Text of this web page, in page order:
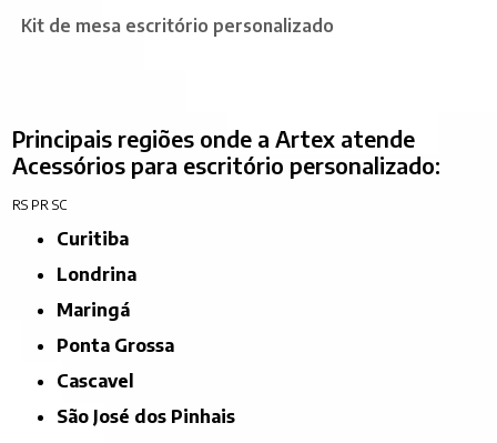
Kit de mesa escritório personalizado
Principais regiões onde a Artex atende
Acessórios para escritório personalizado:
RS PR SC
Curitiba
Londrina
Maringá
Ponta Grossa
Cascavel
São José dos Pinhais